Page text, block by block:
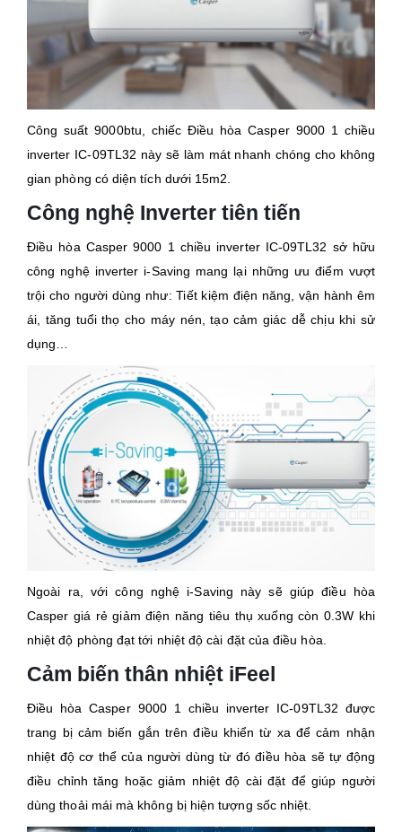
Công suất 9000btu, chiếc Điều hòa Casper 9000 1 chiều
inverter IC-09TL32 này sẽ làm mát nhanh chóng cho không
gian phòng có diện tích dưới 15m2.
Công nghệ Inverter tiên tiến
Điều hòa Casper 9000 1 chiều inverter IC-09TL32 sở hữu
công nghệ inverter i-Saving mang lại những ưu điểm vượt
trội cho người dùng như: Tiết kiệm điện năng, vận hành êm
ái, tăng tuổi thọ cho máy nén, tạo cảm giác dễ chịu khi sử
dụng…
Ngoài ra, với công nghệ i-Saving này sẽ giúp điều hòa
Casper giá rẻ giảm điện năng tiêu thụ xuống còn 0.3W khi
nhiệt độ phòng đạt tới nhiệt độ cài đặt của điều hòa.
Cảm biến thân nhiệt iFeel
Điều hòa Casper 9000 1 chiều inverter IC-09TL32 được
trang bị cảm biến gắn trên điều khiển từ xa để cảm nhận
nhiệt độ cơ thể của người dùng từ đó điều hòa sẽ tự động
điều chỉnh tăng hoặc giảm nhiệt độ cài đặt để giúp người
dùng thoải mái mà không bị hiện tượng sốc nhiệt.